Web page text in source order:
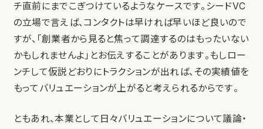
チ直前にまでこぎつけているようなケースです。シードVC
の立場で言えば、コンタクトは早ければ早いほど良いので
すが、「創業者から見ると焦って調達するのはもったいない
かもしれませんよ」とお伝えすることがあります。もしロー
ンチして仮説どおりにトラクションが出れば、その実績値を
もってバリュエーションが上がると考えられるからです。
ともあれ、本業として日々バリュエーションについて議論・